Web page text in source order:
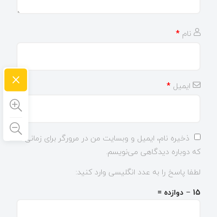
نام *
ایمیل *
ذخیره نام، ایمیل و وبسایت من در مرورگر برای زمانی
که دوباره دیدگاهی می‌نویسم.
لطفا پاسخ را به عدد انگلیسی وارد کنید:
15 − دوازده =
×